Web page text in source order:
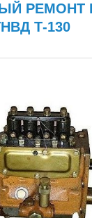
РЕМОНТ
Т-130